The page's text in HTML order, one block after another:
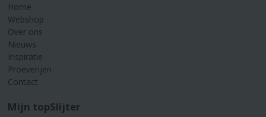
Home
Webshop
Over ons
Nieuws
Inspiratie
Proeverijen
Contact
Mijn topSlijter